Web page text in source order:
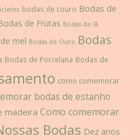
bodas de couro Bodas de
de Frutas Bodas de lã
mel Bodas de Ouro Bodas
Bodas de Porcelana Bodas de
como comemorar
bodas de estanho
madeira Como comemorar
Bodas Dez anos